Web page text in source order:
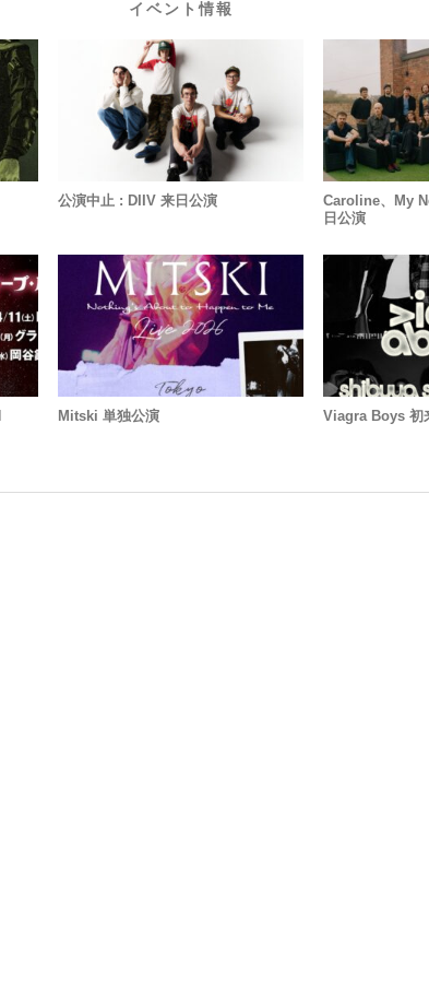
イベント情報
公演中止 : DIIV 来日公演
Caroline、My
日公演
Mitski 単独公演 Viagra Boys 初